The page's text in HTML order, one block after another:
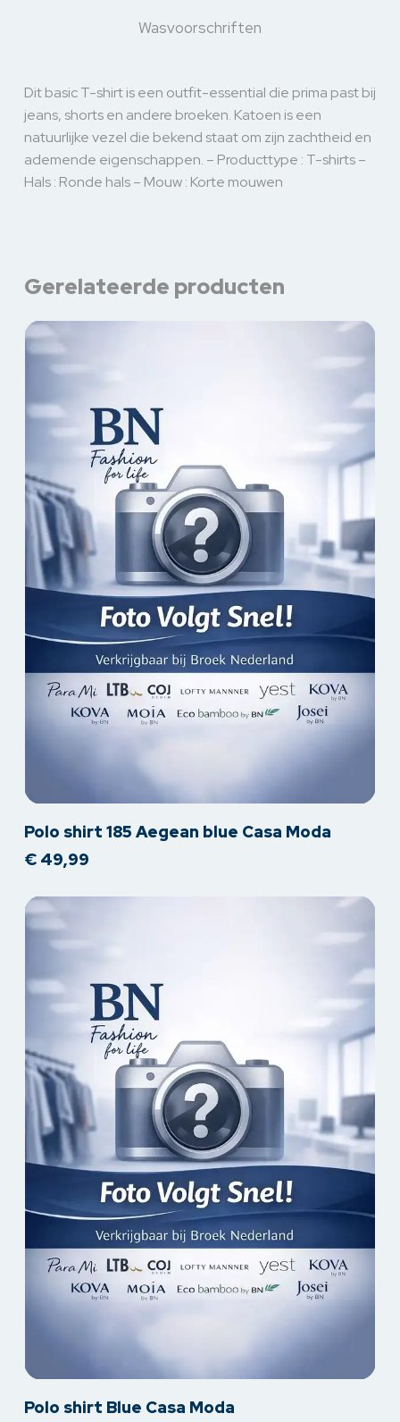
Wasvoorschriften
Dit basic T-shirt is een outfit-essential die prima past bij
jeans, shorts en andere broeken. Katoen is een
natuurlijke vezel die bekend staat om zijn zachtheid en
ademende eigenschappen. – Producttype : T-shirts –
Hals : Ronde hals – Mouw : Korte mouwen
Gerelateerde producten
product
heeft
variaties.
Deze
optie
gekozen
worden
de
productpagina
Polo shirt 185 Aegean blue Casa Moda
€49,99
product
Polo shirt Blue Casa Moda